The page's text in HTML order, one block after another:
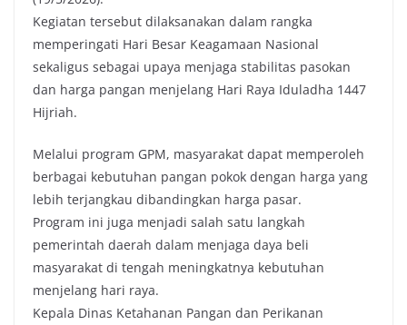
Kegiatan tersebut dilaksanakan dalam rangka
memperingati Hari Besar Keagamaan Nasional
sekaligus sebagai upaya menjaga stabilitas pasokan
dan harga pangan menjelang Hari Raya Iduladha 1447
Hijriah.
Melalui program GPM, masyarakat dapat memperoleh
berbagai kebutuhan pangan pokok dengan harga yang
lebih terjangkau dibandingkan harga pasar.
Program ini juga menjadi salah satu langkah
pemerintah daerah dalam menjaga daya beli
masyarakat di tengah meningkatnya kebutuhan
menjelang hari raya.
Kepala Dinas Ketahanan Pangan dan Perikanan